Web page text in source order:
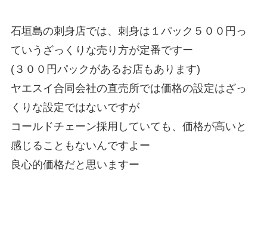
石垣島の刺身店では、刺身は１パック５００円っ
ていうざっくりな売り方が定番ですー
(３００円パックがあるお店もあります)
ヤエスイ合同会社の直売所では価格の設定はざっ
くりな設定ではないですが
コールドチェーン採用していても、価格が高いと
感じることもないんですよー
良心的価格だと思いますー